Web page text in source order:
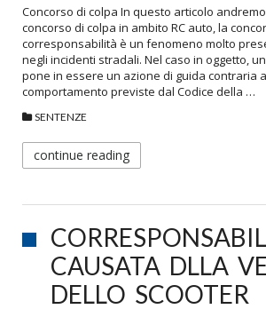
Concorso di colpa In questo articolo
concorso di colpa in ambito RC auto, la
corresponsabilità è un fenomeno molto
negli incidenti stradali. Nel caso in oggetto,
pone in essere un azione di guida contraria
comportamento previste dal Codice della …
SENTENZE
continue reading
CAUSATA DLLA
DELLO SCOOTER